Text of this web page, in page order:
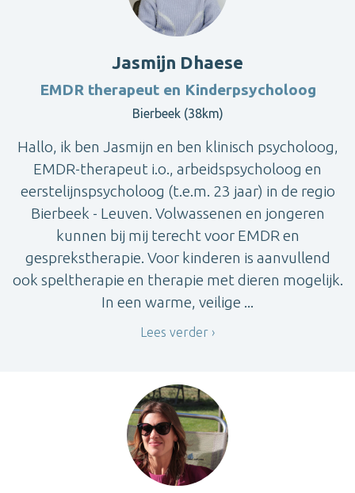
Jasmijn Dhaese
EMDR therapeut en Kinderpsycholoog
Bierbeek (38km)
Hallo, ik ben Jasmijn en ben klinisch psycholoog,
EMDR-therapeut i.o., arbeidspsycholoog en
eerstelijnspsycholoog (t.e.m. 23 jaar) in de regio
Bierbeek - Leuven. Volwassenen en jongeren
kunnen bij mij terecht voor EMDR en
gesprekstherapie. Voor kinderen is aanvullend
ook speltherapie en therapie met dieren mogelijk.
In een warme, veilige ...
Lees verder